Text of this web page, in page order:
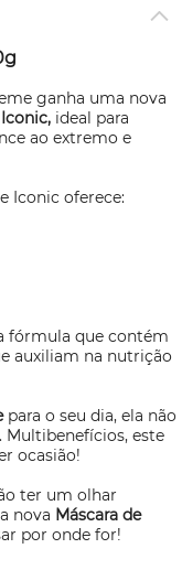
ganha uma nova
ideal para
ao extremo e
Iconic oferece:
fórmula que contém
auxiliam na nutrição
para o seu dia, ela não
este
ocasião!
ter um olhar
nova Máscara de
por onde for!